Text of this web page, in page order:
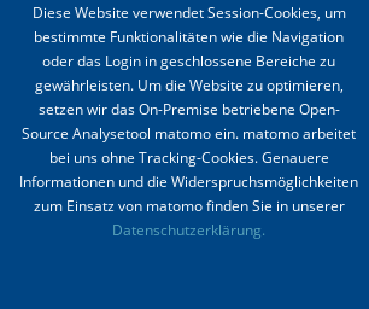
Bestell-Service
Stellenmarkt
Kongresskalender
Kontakt | Impressum | Datenschutz |
Diese Website verwendet Session-Cookies, um
bestimmte Funktionalitäten wie die Navigation
oder das Login in geschlossene Bereiche zu
gewährleisten. Um die Website zu optimieren,
setzen wir das On-Premise betriebene Open-
Source Analysetool matomo ein. matomo arbeitet
bei uns ohne Tracking-Cookies. Genauere
Informationen und die Widerspruchsmöglichkeiten
zum Einsatz von matomo finden Sie in unserer
Datenschutzerklärung.